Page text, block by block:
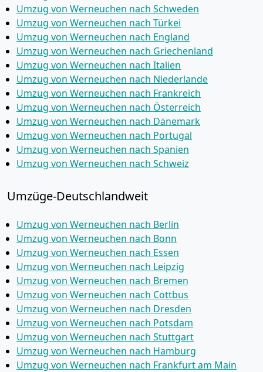
Umzug von Werneuchen nach Schweden
Umzug von Werneuchen nach Türkei
Umzug von Werneuchen nach England
Umzug von Werneuchen nach Griechenland
Umzug von Werneuchen nach Italien
Umzug von Werneuchen nach Niederlande
Umzug von Werneuchen nach Frankreich
Umzug von Werneuchen nach Österreich
Umzug von Werneuchen nach Dänemark
Umzug von Werneuchen nach Portugal
Umzug von Werneuchen nach Spanien
Umzug von Werneuchen nach Schweiz
Umzüge-Deutschlandweit
Umzug von Werneuchen nach Berlin
Umzug von Werneuchen nach Bonn
Umzug von Werneuchen nach Essen
Umzug von Werneuchen nach Leipzig
Umzug von Werneuchen nach Bremen
Umzug von Werneuchen nach Cottbus
Umzug von Werneuchen nach Dresden
Umzug von Werneuchen nach Potsdam
Umzug von Werneuchen nach Stuttgart
Umzug von Werneuchen nach Hamburg
Umzug von Werneuchen nach Frankfurt am Main